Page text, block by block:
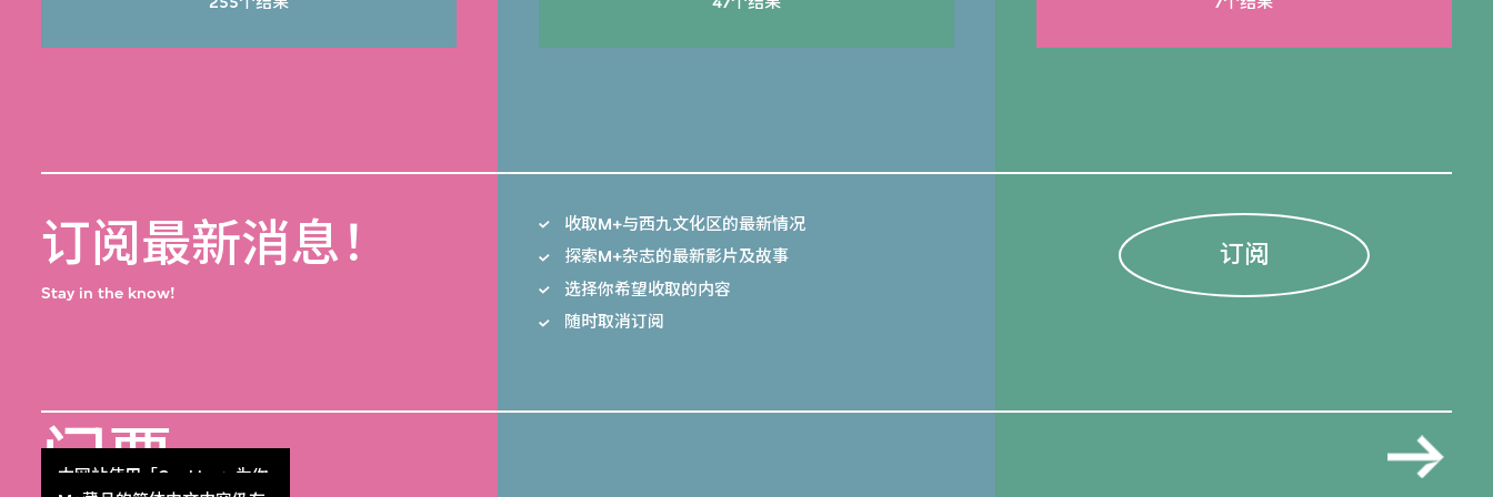
本网站使用「Cookies」为你
订阅最新消息！
Stay in the know!
收取M+与西九文化区的最新情况
探索M+杂志的最新影片及故事
选择你希望收取的内容
随时取消订阅
订阅
门票 Get Tickets